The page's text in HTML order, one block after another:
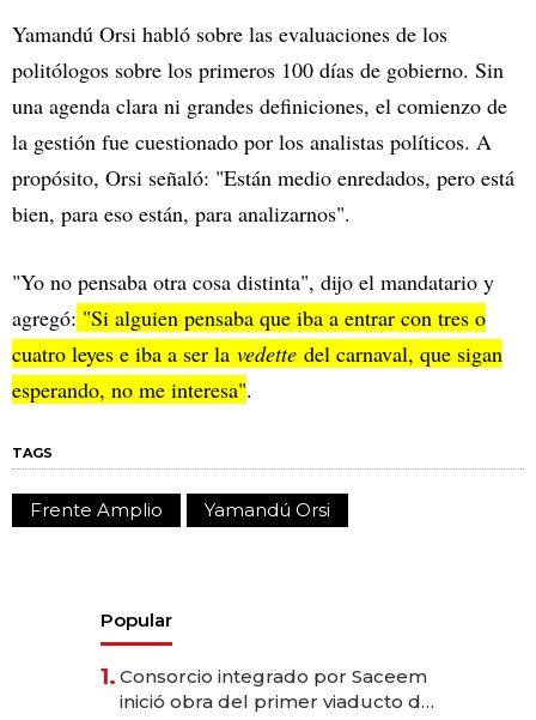
Yamandú Orsi habló sobre las evaluaciones de los
politólogos sobre los primeros 100 días de gobierno. Sin
una agenda clara ni grandes definiciones, el comienzo de
la gestión fue cuestionado por los analistas políticos. A
propósito, Orsi señaló: "Están medio enredados, pero está
bien, para eso están, para analizarnos".
"Yo no pensaba otra cosa distinta", dijo el mandatario y
agregó: "Si alguien pensaba que iba a entrar con tres o
cuatro leyes e iba a ser la vedette del carnaval, que sigan
esperando, no me interesa".
TAGS
Frente Amplio Yamandú Orsi
Popular
1. Consorcio integrado por Saceem
inició obra del primer viaducto de